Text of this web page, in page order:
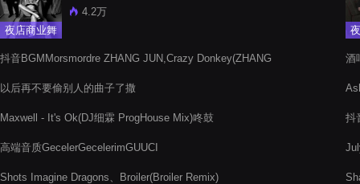
夜店商业舞
4.2万
抖音BGMMorsmordre ZHANG JUN,Crazy Donkey(ZHANG
以后再不要偷别人的曲子了撒
Maxwell - It's Ok(DJ细霖 ProgHouse Mix)咚鼓
高端音质GecelerGecelerimGUUCI
Shots Imagine Dragons、Broiler(Broiler Remix)
酒
抖